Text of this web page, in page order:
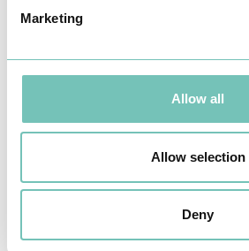
Marketing
Allow all
Allow selection
Deny
transmite tranquilidade às famílias,
permanentemente disponível para
simulação clínica e o treino regular são
nesse processo, permitindo o
urgência e a consolidação do trabalho em
enfermeiros intervêm no dia-a-dia,